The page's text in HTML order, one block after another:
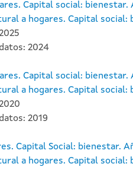
Capital social: bienestar.
a hogares. Capital social:
2024
Capital social: bienestar.
a hogares. Capital social:
2019
Capital Social: bienestar.
a hogares. Capital social: